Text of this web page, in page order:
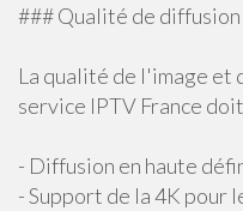
### Qualité de diffusion
La qualité de l'image et
service IPTV France
- Diffusion en haute
- Support de la 4K pour